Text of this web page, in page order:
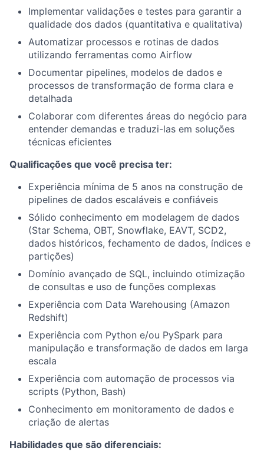
Implementar validações e testes para garantir a
qualidade dos dados (quantitativa e qualitativa)
Automatizar processos e rotinas de dados
utilizando ferramentas como Airflow
Documentar pipelines, modelos de dados e
processos de transformação de forma clara e
detalhada
Colaborar com diferentes áreas do negócio para
entender demandas e traduzi-las em soluções
técnicas eficientes
Qualificações que você precisa ter:
Experiência mínima de 5 anos na construção de
pipelines de dados escaláveis e confiáveis
Sólido conhecimento em modelagem de dados
(Star Schema, OBT, Snowflake, EAVT, SCD2,
dados históricos, fechamento de dados, índices e
partições)
Domínio avançado de SQL, incluindo otimização
de consultas e uso de funções complexas
Experiência com Data Warehousing (Amazon
Redshift)
Experiência com Python e/ou PySpark para
manipulação e transformação de dados em larga
escala
Experiência com automação de processos via
scripts (Python, Bash)
Conhecimento em monitoramento de dados e
criação de alertas
Habilidades que são diferenciais: